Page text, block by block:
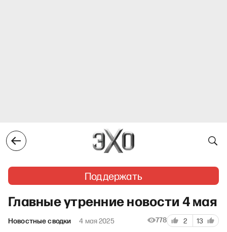
Поддержать
Главные утренние новости 4 мая
Новостные сводки 4 мая 2025 778 2 13